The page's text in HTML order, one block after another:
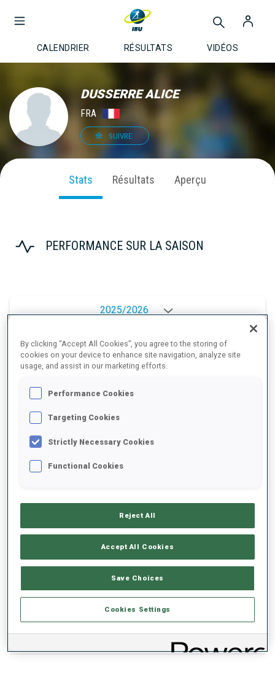
CALENDRIER RÉSULTATS VIDÉOS
DUSSERRE ALICE
FRA
SUIVRE
Stats Résultats Aperçu
PERFORMANCE SUR LA SAISON
2025/2026
MOYENNE DE PERFORMANCE
TIR COUCHÉ
Données non disponibles
TENDANCE DES PERFORMANCES
DONNÉES NON DISPONIBLES
By clicking “Accept All Cookies”, you agree to the storing of
cookies on your device to enhance site navigation, analyze site
usage, and assist in our marketing efforts.
Performance Cookies
Targeting Cookies
Strictly Necessary Cookies
Functional Cookies
Reject All
Accept All Cookies
Save Choices
Cookies Settings